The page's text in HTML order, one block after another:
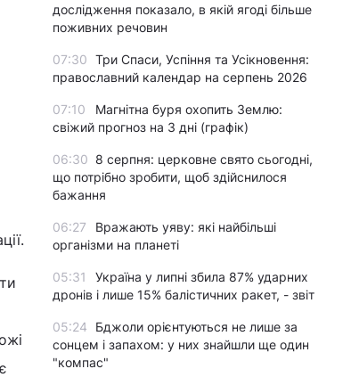
дослідження показало, в якій ягоді більше
поживних речовин
07:30 Три Спаси, Успіння та Усікновення:
православний календар на серпень 2026
07:10
Магнітна буря охопить Землю:
свіжий прогноз на 3 дні (графік)
06:30 8 серпня: церковне свято сьогодні,
що потрібно зробити, щоб здійснилося
бажання
06:27
Вражають уяву: які найбільші
організми на планеті
05:31
Україна у липні збила 87% ударних
дронів і лише 15% балістичних ракет, - звіт
05:24
Бджоли орієнтуються не лише за
сонцем і запахом: у них знайшли ще один
"компас"